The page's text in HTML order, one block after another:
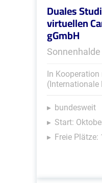
Duales
virtuellen
gGmbH
In
(Internationale
bundesweit
Start:
Freie Plätze: